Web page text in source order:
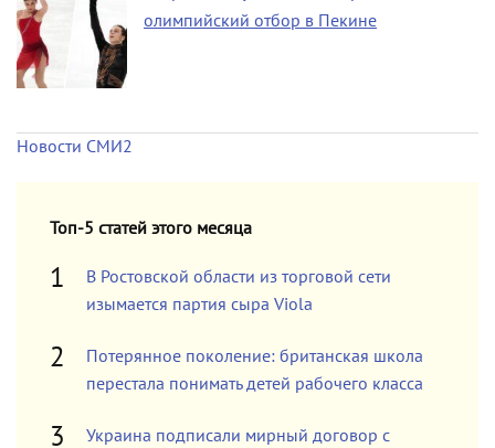
олимпийский отбор в Пекине
Новости СМИ2
Топ-5 статей этого месяца
В Ростовской области из торговой сети
изымается партия сыра Viola
Потерянное поколение: британская школа
перестала понимать детей рабочего класса
Украина подписали мирный договор с